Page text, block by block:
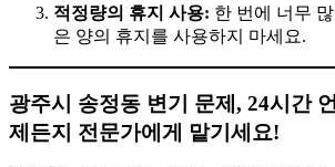
적정량의 휴지 사용: 한 번에 너무 많
은 양의 휴지를 사용하지 마세요.
광주시 송정동 변기 문제, 24시간 언
제든지 전문가에게 맡기세요!